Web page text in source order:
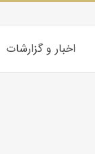
اخبار و گزارشات